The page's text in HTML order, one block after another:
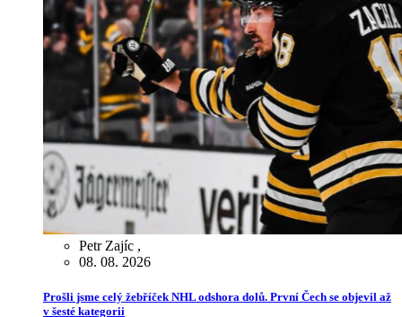
Petr Zajíc ,
08. 08. 2026
Prošli jsme celý žebříček NHL odshora dolů. První Čech se objevil až
v šesté kategorii